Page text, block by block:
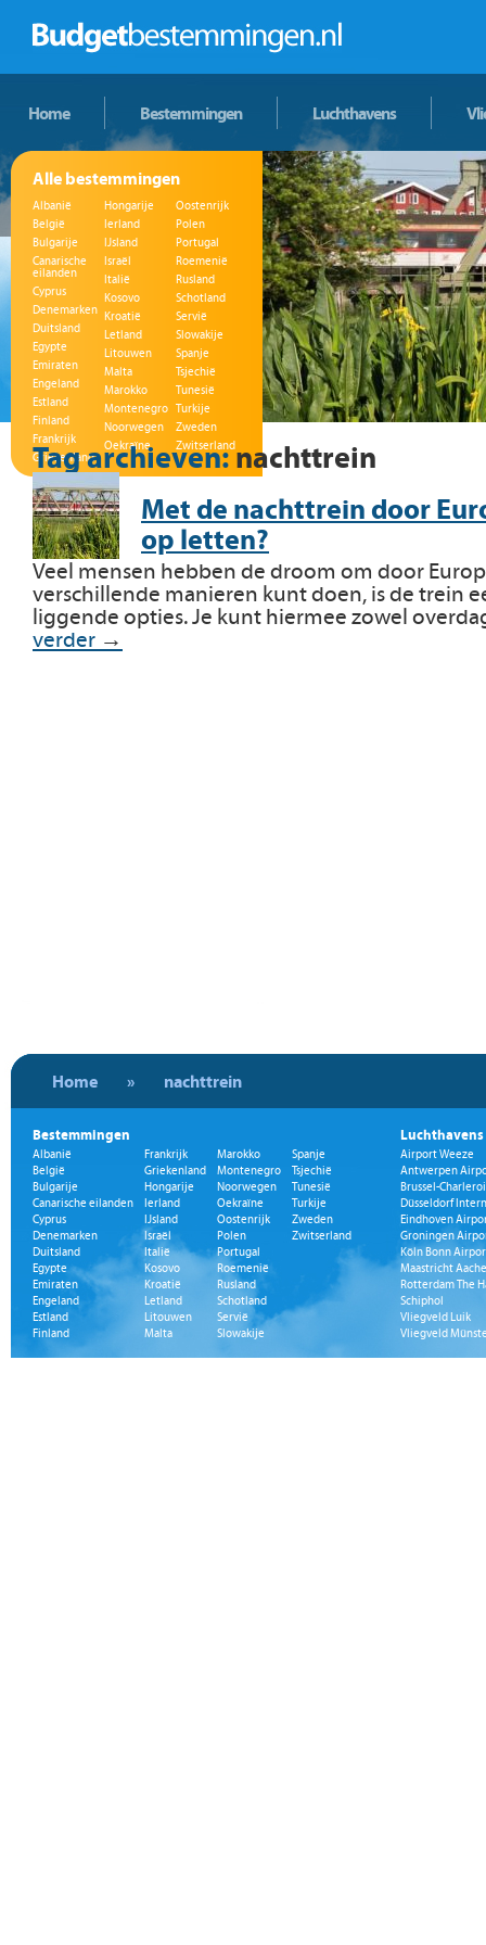
Home Bestemmingen Luchthavens
Alle bestemmingen
Albanië
België
Bulgarije
Canarische
eilanden
Cyprus
Denemarken
Duitsland
Egypte
Emiraten
Engeland
Estland
Finland
Frankrijk
Griekenland
Hongarije
Ierland
IJsland
Israël
Italië
Kosovo
Kroatië
Letland
Litouwen
Malta
Marokko
Montenegro
Noorwegen
Oekraïne
Oostenrijk
Polen
Portugal
Roemenië
Rusland
Schotland
Servië
Slowakije
Spanje
Tsjechië
Tunesië
Turkije
Zweden
Zwitserland
Tag archieven:nachttrein
Met de nachttrein door
op letten?
Veel mensen hebben de droom om door
verschillende manieren kunt doen, is de trein
liggende opties. Je kunt hiermee zowel
verder →
Home » nachttrein
Bestemmingen
Albanië
België
Bulgarije
Canarische eilanden
Cyprus
Denemarken
Duitsland
Egypte
Emiraten
Engeland
Estland
Finland
Frankrijk
Griekenland
Hongarije
Ierland
IJsland
Israël
Italië
Kosovo
Kroatië
Letland
Litouwen
Malta
Marokko
Montenegro
Noorwegen
Oekraïne
Oostenrijk
Polen
Portugal
Roemenië
Rusland
Schotland
Servië
Slowakije
Spanje
Tsjechië
Tunesië
Turkije
Zweden
Zwitserland
Luchthavens
Airport Weeze
Antwerpen
Brussel-
Düsseldorf
Eindhoven
Groningen
Köln Bonn
Maastricht
Rotterdam The
Schiphol
Vliegveld Luik
Vliegveld